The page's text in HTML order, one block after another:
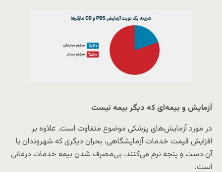
آزمایش و بیمه‌ای که دیگر بیمه نیست
در مورد آزمایش‌های پزشکی موضوع متفاوت است. علاوه بر
افزایش قیمت خدمات آزمایشگاهی، بحران دیگری که شهروندان با
آن دست و پنجه نرم می‌کنند، بی‌مصرف شدن بیمه خدمات درمانی
است.